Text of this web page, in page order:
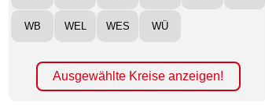
WB WEL WES WÜ
Ausgewählte Kreise anzeigen!